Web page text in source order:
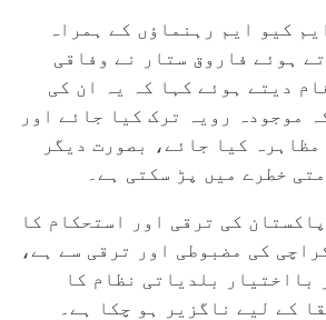
کیو ایم رہنماؤں کے ہمراہ
ہوئے فاروق ستار نے وفاقی
دیتے ہوئے کہا کہ یہ ان کی
موجودہ رویہ ترک کیا جائے اور
کیا جائے، بصورت دیگر
خطرے میں پڑ سکتی ہے۔
کی ترقی اور استحکام کا
کی مضبوطی اور ترقی سے ہے،
بااختیار بلدیاتی نظام کا
کے لیے ناگزیر ہو چکا ہے۔